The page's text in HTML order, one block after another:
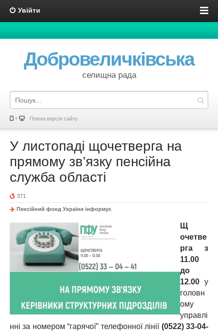
Увійти
Добровеличківська
селищна рада
Повна версія сайту
У листопаді щочетверга на
прямому зв’язку пенсійна
служба області
371
Пенсійний фонд України інформує
Щ
очетве
рга
з
11.00
до
12.00 у
головн
ому
управлі
нні за номером “гарячої” телефонної лінії (0522) 33-04-